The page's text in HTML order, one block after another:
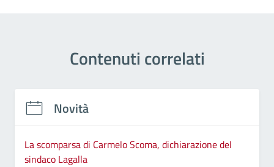
Contenuti correlati
Novità
La scomparsa di Carmelo Scoma, dichiarazione del
sindaco Lagalla